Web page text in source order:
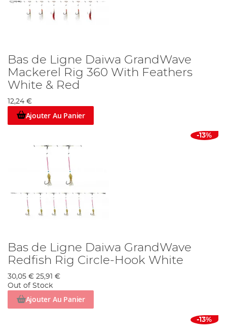
Bas de Ligne Daiwa GrandWave
Mackerel Rig 360 With Feathers
White & Red
12,24 €
Ajouter Au Panier
-13%
Bas de Ligne Daiwa GrandWave
Redfish Rig Circle-Hook White
30,05 € 25,91 €
Out of Stock
Ajouter Au Panier
-13%